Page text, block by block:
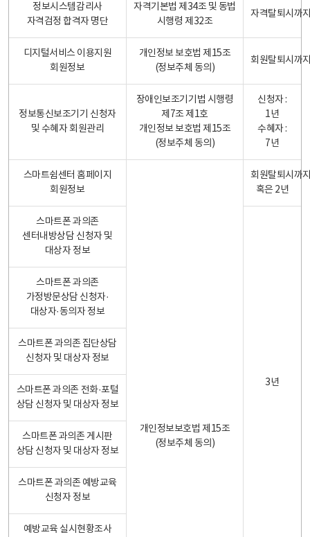
정보시스템감리사
자격검정 합격자 명단
자격기본법 제34조 및 동법
시행령 제32조
자격탈퇴시까
디지털서비스 이용지원
회원정보
개인정보 보호법 제15조
(정보주체 동의)
회원탈퇴시까
정보통신보조기기 신청자
및 수혜자 회원관리
장애인보조기기법 시행령
제7조 제1호
개인정보 보호법 제15조
(정보주체 동의)
신청자 :
1년
수혜자 :
7년
스마트쉼센터 홈페이지
회원정보
개인정보보호법 제15조
(정보주체 동의)
회원탈퇴시까
혹은 2년
스마트폰 과의존
센터내방상담 신청자 및
대상자 정보
3년
스마트폰 과의존
가정방문상담 신청자·
대상자·동의자 정보
스마트폰 과의존 집단상담
신청자 및 대상자 정보
스마트폰 과의존 전화·포털
상담 신청자 및 대상자 정보
스마트폰 과의존 게시판
상담 신청자 및 대상자 정보
스마트폰 과의존 예방교육
신청자 정보
예방교육 실시현황조사